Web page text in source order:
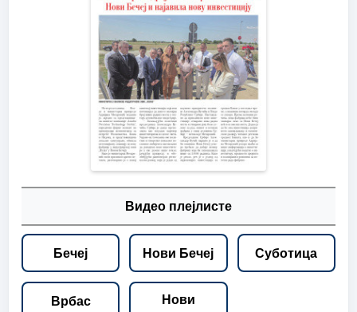
Видео плејлисте
Бечеј Нови Бечеј Суботица
Врбас
Нови